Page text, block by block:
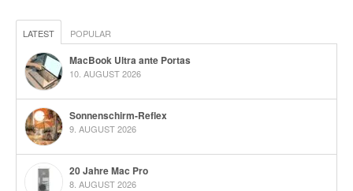
LATEST POPULAR
MacBook Ultra ante Portas
10. AUGUST 2026
Sonnenschirm-Reflex
9. AUGUST 2026
20 Jahre Mac Pro
8. AUGUST 2026